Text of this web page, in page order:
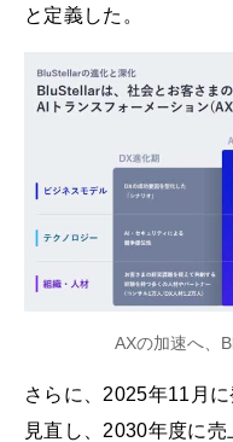
と定義した。
AXの加速へ、
さらに、2025年11月
見直し、2030年度に